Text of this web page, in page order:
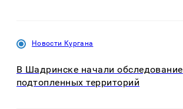
Новости Кургана
В Шадринске начали обследование
подтопленных территорий